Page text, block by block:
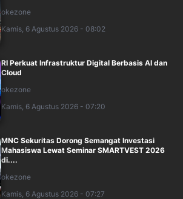
okezone
Kamis, 6 Agustus 2026 - 08:02
RI Perkuat Infrastruktur Digital Berbasis AI dan
Cloud
okezone
Kamis, 6 Agustus 2026 - 07:20
MNC Sekuritas Dorong Semangat Investasi
Mahasiswa Lewat Seminar SMARTVEST 2026
di....
okezone
Kamis, 6 Agustus 2026 - 07:27